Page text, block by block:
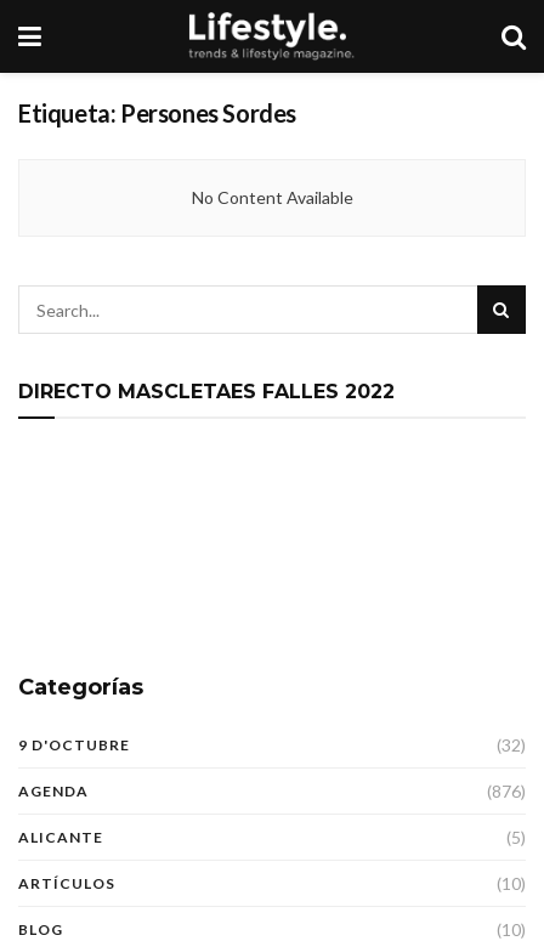
Etiqueta: Persones Sordes
No Content Available
DIRECTO MASCLETAES FALLES 2022
Categorías
9 D'OCTUBRE (32)
AGENDA (876)
ALICANTE (5)
ARTÍCULOS (10)
BLOG (10)